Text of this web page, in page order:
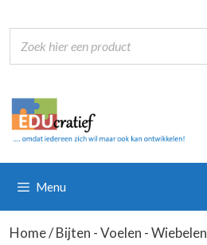
naar
inhoud
Menu
Home/Bijten - Voelen - Wiebelen